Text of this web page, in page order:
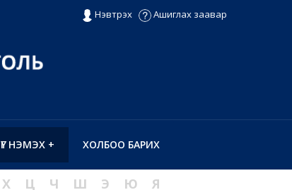
Нэвтрэх Ашиглах заавар
ХОЛБОО БАРИХ
ҮГ НЭМЭХ +
Х Ц Ч Ш Э Ю Я